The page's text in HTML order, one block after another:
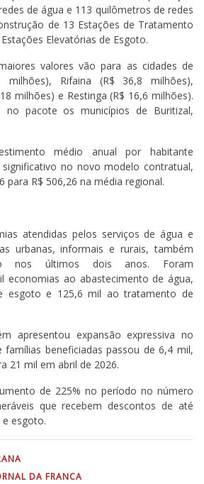
de água e 113 quilômetros de redes
de 13 Estações de Tratamento
Elevatórias de Esgoto.
valores vão para as cidades de
milhões), Rifaina (R$ 36,8 milhões),
milhões) e Restinga (R$ 16,6 milhões).
no pacote os municípios de Buritizal,
médio anual por habitante
no novo modelo contratual,
para R$ 506,26 na média regional.
atendidas pelos serviços de água e
urbanas, informais e rurais, também
nos últimos dois anos. Foram
economias ao abastecimento de água,
esgoto e 125,6 mil ao tratamento de
apresentou expansão expressiva no
beneficiadas passou de 6,4 mil,
21 mil em abril de 2026.
de 225% no período no número
que recebem descontos de até
e esgoto.
DA FRANCA